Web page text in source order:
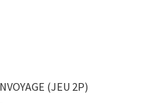
(JEU 2P)